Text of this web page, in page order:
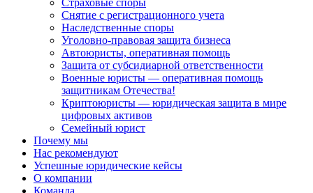
Страховые споры
Снятие с регистрационного учета
Наследственные споры
Уголовно-правовая защита бизнеса
Автоюристы, оперативная помощь
Защита от субсидиарной ответственности
Военные юристы — оперативная помощь
защитникам Отечества!
Криптоюристы — юридическая защита в мире
цифровых активов
Семейный юрист
Почему мы
Нас рекомендуют
Успешные юридические кейсы
О компании
Команда